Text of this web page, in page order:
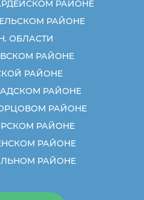
РАЙОНЕ
РАЙОНЕ
ОБЛАСТИ
РАЙОНЕ
РАЙОНЕ
РАЙОНЕ
РАЙОНЕ
РАЙОНЕ
РАЙОНЕ
РАЙОНЕ